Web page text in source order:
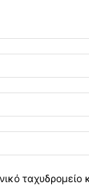
ταχυδρομείο